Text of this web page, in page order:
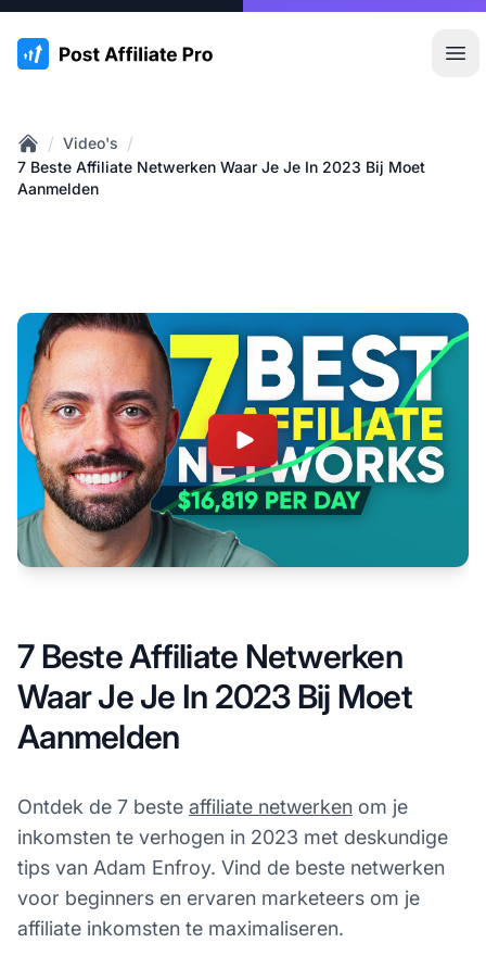
:site.title
Home
/ Video's /
7 Beste Affiliate Netwerken Waar Je Je In 2023 Bij Moet
Aanmelden
7 Beste Affiliate Netwerken
Waar Je Je In 2023 Bij Moet
Aanmelden
Ontdek de 7 beste affiliate netwerken om je
inkomsten te verhogen in 2023 met deskundige
tips van Adam Enfroy. Vind de beste netwerken
voor beginners en ervaren marketeers om je
affiliate inkomsten te maximaliseren.